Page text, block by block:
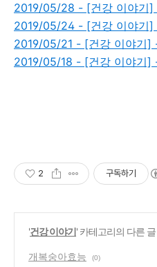
2019/05/28 - [건강 이야기]
2019/05/24 - [건강 이야기]
2019/05/21 - [건강 이야기]
2019/05/18 - [건강 이야기]
2 구독하기
'건강 이야기' 카테고리의 다른 글
개복숭아효능 (0)